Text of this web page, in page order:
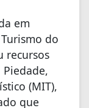
em
do
recursos
(MIT),
que